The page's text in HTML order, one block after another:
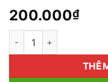
200.000₫
Địa Chỉ Cung Cấp Sỉ